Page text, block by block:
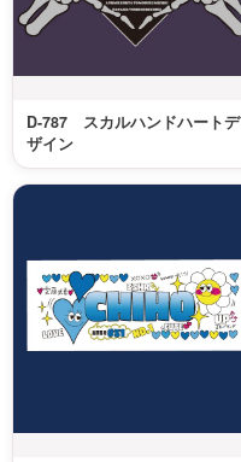
D-787 スカルハンドハートデ
ザイン